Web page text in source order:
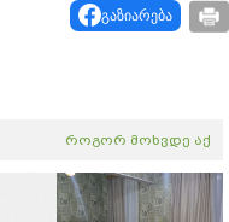
გაზიარება
როგორ მოხვდე აქ